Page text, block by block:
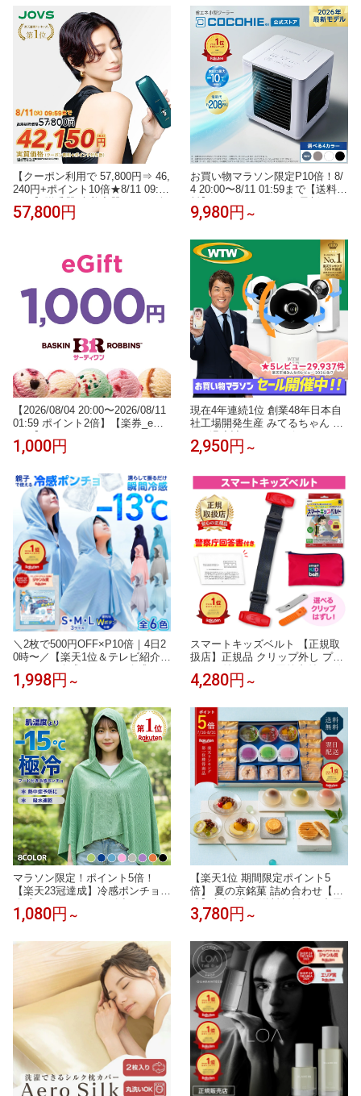
扇風機 卓上扇風機 小型扇風機 ci
cibella 手持ち扇風機「MONOQL
O受賞」＜公式＞
用枕 うつぶせ寝 仰向け 寝返り
首 首こり いびき予防防止 誕生日
父の日 プレゼント ギフト 健康グ
ッズ
【クーポン利用で 57,800円⇒ 46,
240円+ポイント10倍★8/11 09:59
まで】脱毛器 光美容器 JOVS 公
式 Doraシリーズ Scroll HIPL IPL
全身 自宅ケア うぶ毛 ヒゲ 女性
男性 メンズ 男女兼用 ギフト
57,800円
お買い物マラソン限定P10倍！8/
4 20:00〜8/11 01:59まで【送料無
料】ここひえR82026年最新モデ
ル 正規品 ショップジャパン公式
冷風扇 冷風機 卓上クーラー
9,980円 ～
【2026/08/04 20:00〜2026/08/11
01:59 ポイント2倍】【楽券_eギ
フト】サーティワン 1,000円
1,000円
現在4年連続1位 創業48年日本自
社工場開発生産 みてるちゃん 50
0万 温度計 5GHz ベビーモニター
防犯カメラ Amazon国内サーバー
見守りカメラ ワイヤレス 屋内 監
視カメラ 小型
2,950円 ～
＼2枚で500円OFF×P10倍｜4日2
0時〜／【楽天1位＆テレビ紹介】
チョ キッズ サッカー クールタオ
ポンチョ ラッシュガード フード
付き 冷却ポンチョ ひんやり アイ
ス ポンチョ UV 最大 98％カット
1,998円 ～
スマートキッズベルト 【正規取
扱店】正規品 クリップ外し プレ
3個 メテオAPAC チャイルドシー
幼児用 3歳から12歳 携帯型 ジュ
ニアシート Eマーク メテオ 不要
チャイルドシート
4,280円 ～
マラソン限定！ポイント5倍！
【楽天23冠達成】冷感ポンチョ
ポンチョ 冷感アイテム アイス冷
冷感 肌温度-15℃ 冷却100% 暑さ
対策グッズ ポンチョ 冷却 UVカ
ット クールポンチョ 吸水 抗菌防
臭 熱中症対策
1,080円 ～
【楽天1位 期間限定ポイント5
倍】 夏の京銘菓 詰め合わせ【公
中元 和菓子 京都 老舗 最強配送
手土産 お土産 帰省 初盆 盆 お盆
夏 内祝 お見舞い 出産 結婚祝い
ギフト 高級 贈り物 お供
3,780円 ～